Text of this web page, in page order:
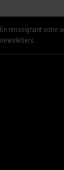
En renseignant votre
newsletters.